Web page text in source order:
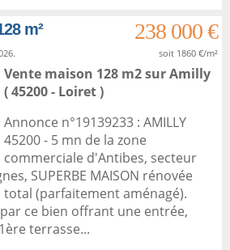
m²
238 000 €
soit 1860 €/m²
Vente maison 128 m2surAmilly
( 45200 - Loiret )
Annonce n°19139233 : AMILLY
45200 - 5 mn de la zone
commerciale d'Antibes, secteur
SUPERBE MAISON rénovée
(parfaitement aménagé).
ce bien offrant une entrée,
terrasse...